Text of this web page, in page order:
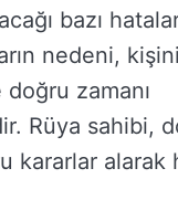
bazı
nedeni,
doğru zamanı
Rüya sahibi,
kararlar alarak